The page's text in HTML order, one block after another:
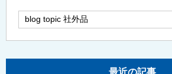
最近の記事